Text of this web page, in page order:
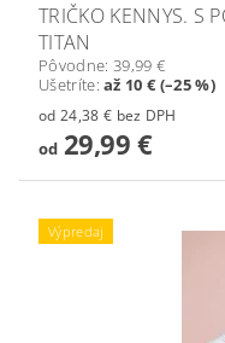
TRIČKO KENNYS. S
TITAN
Pôvodne: 39,99 €
Ušetríte:až 10 € (–25 %)
od 24,38 € bez DPH
od29,99 €
Výpredaj